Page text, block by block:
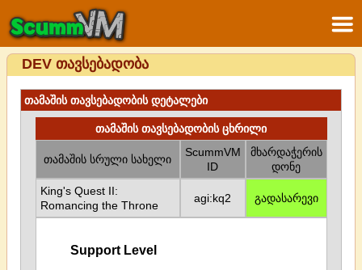
DEV თავსებადობა
თამაშის თავსებადობის დეტალები
თამაშის თავსებადობის ცხრილი
თამაშის სრული სახელი
ScummVM
ID
მხარდაჭერის
დონე
King's Quest II:
Romancing the Throne
agi:kq2 გადასარევი
Support Level